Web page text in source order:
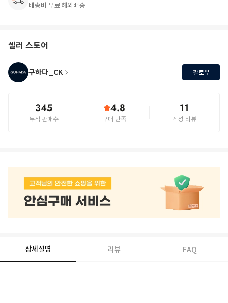
배송비 무료해외배송
셀러 스토어
구하다_CK 팔로우
345
누적 판매수
4.8
구매 만족
11
작성 리뷰
상세설명 리뷰 FAQ